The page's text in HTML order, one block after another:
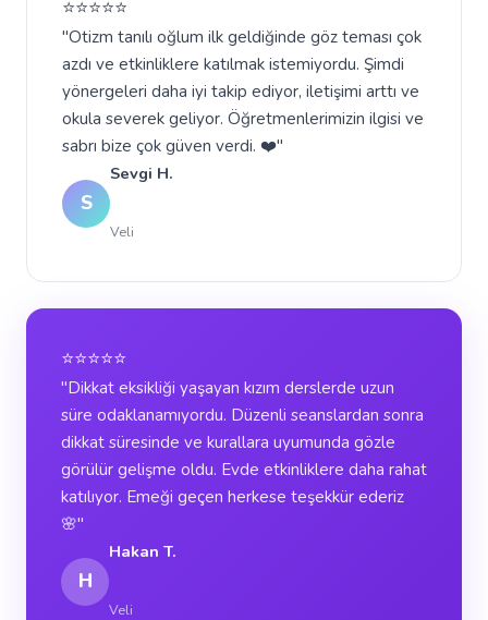
⭐⭐⭐⭐⭐
"Otizm tanılı oğlum ilk geldiğinde göz teması çok
azdı ve etkinliklere katılmak istemiyordu. Şimdi
yönergeleri daha iyi takip ediyor, iletişimi arttı ve
okula severek geliyor. Öğretmenlerimizin ilgisi ve
sabrı bize çok güven verdi. ❤️"
S
Sevgi H.
Veli
⭐⭐⭐⭐⭐
"Dikkat eksikliği yaşayan kızım derslerde uzun
süre odaklanamıyordu. Düzenli seanslardan sonra
dikkat süresinde ve kurallara uyumunda gözle
görülür gelişme oldu. Evde etkinliklere daha rahat
katılıyor. Emeği geçen herkese teşekkür ederiz
🌸"
H
Hakan T.
Veli